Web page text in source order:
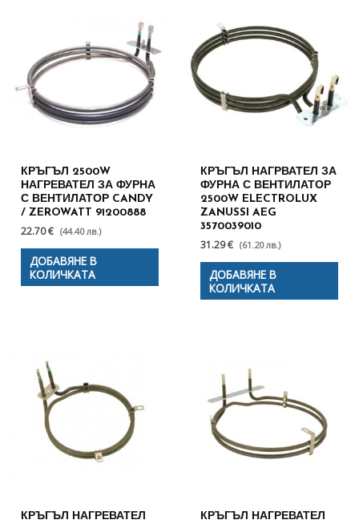
КРЪГЪЛ 2500W
НАГРЕВАТЕЛ ЗА ФУРНА
С ВЕНТИЛАТОР CANDY
/ ZEROWATT 91200888
22.70 € (44.40 лв.)
ДОБАВЯНЕ В
КОЛИЧКАТА
КРЪГЪЛ НАГРВАТЕЛ ЗА
ФУРНА С ВЕНТИЛАТОР
2500W ELECTROLUX
ZANUSSI AEG
3570039010
31.29 € (61.20 лв.)
ДОБАВЯНЕ В
КОЛИЧКАТА
КРЪГЪЛ НАГРЕВАТЕЛ
КРЪГЪЛ НАГРЕВАТЕЛ